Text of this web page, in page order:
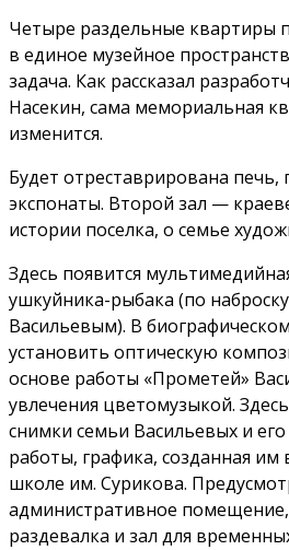
Четыре раздельные квартиры
в единое музейное
задача. Как рассказал
Насекин, сама мемориальная
изменится.
Будет отреставрирована печь,
экспонаты. Второй зал —
истории поселка, о семье
Здесь появится
ушкуйника-рыбака (по
Васильевым). В
установить оптическую
основе работы «Прометей»
увлечения цветомузыкой.
снимки семьи Васильевых и
работы, графика, созданная им
школе им. Сурикова.
административное
раздевалка и зал для